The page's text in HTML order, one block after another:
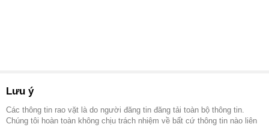
Lưu ý
Các thông tin rao vặt là do người đăng tin đăng tải toàn bộ thông tin.
Chúng tôi hoàn toàn không chịu trách nhiệm về bất cứ thông tin nào liên